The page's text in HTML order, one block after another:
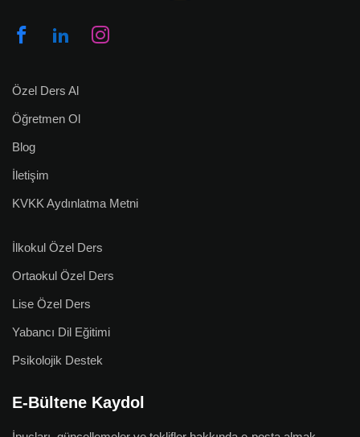
Özel Ders Al
Öğretmen Ol
Blog
İletişim
KVKK Aydınlatma Metni
İlkokul Özel Ders
Ortaokul Özel Ders
Lise Özel Ders
Yabancı Dil Eğitimi
Psikolojik Destek
E-Bültene Kaydol